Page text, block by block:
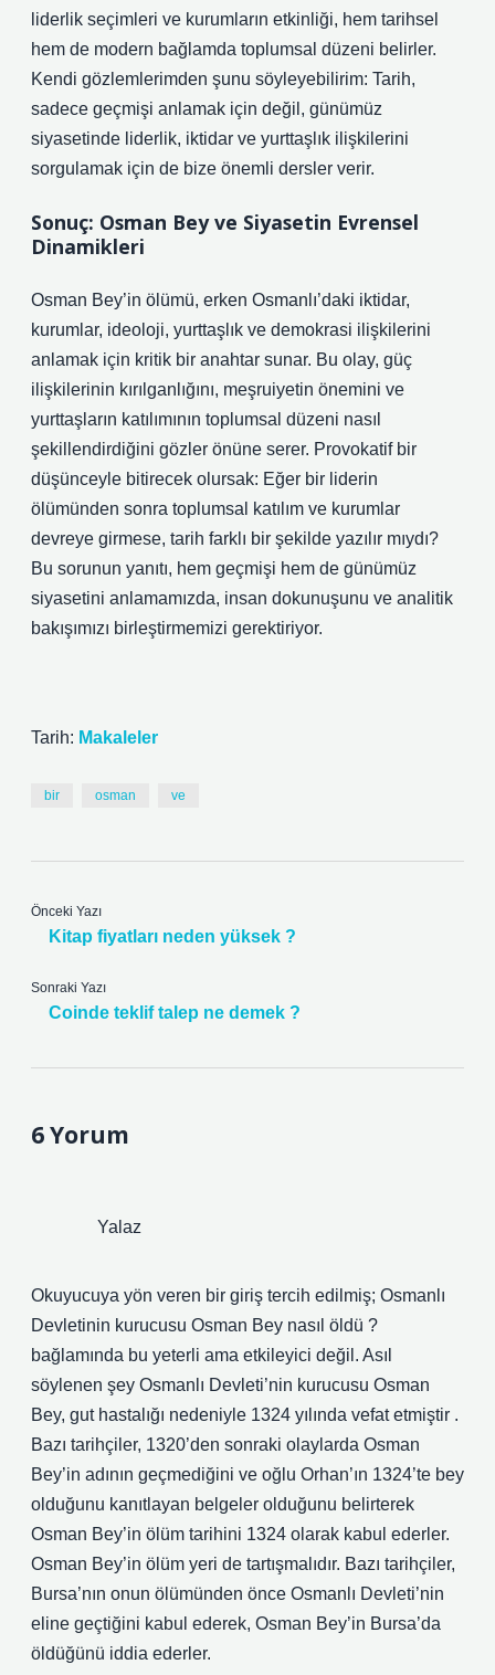
liderlik seçimleri ve kurumların etkinliği, hem tarihsel
hem de modern bağlamda toplumsal düzeni belirler.
Kendi gözlemlerimden şunu söyleyebilirim: Tarih,
sadece geçmişi anlamak için değil, günümüz
siyasetinde liderlik, iktidar ve yurttaşlık ilişkilerini
sorgulamak için de bize önemli dersler verir.
Sonuç: Osman Bey ve Siyasetin Evrensel
Dinamikleri
Osman Bey’in ölümü, erken Osmanlı’daki iktidar,
kurumlar, ideoloji, yurttaşlık ve demokrasi ilişkilerini
anlamak için kritik bir anahtar sunar. Bu olay, güç
ilişkilerinin kırılganlığını, meşruiyetin önemini ve
yurttaşların katılımının toplumsal düzeni nasıl
şekillendirdiğini gözler önüne serer. Provokatif bir
düşünceyle bitirecek olursak: Eğer bir liderin
ölümünden sonra toplumsal katılım ve kurumlar
devreye girmese, tarih farklı bir şekilde yazılır mıydı?
Bu sorunun yanıtı, hem geçmişi hem de günümüz
siyasetini anlamamızda, insan dokunuşunu ve analitik
bakışımızı birleştirmemizi gerektiriyor.
Tarih: Makaleler
bir osman ve
Önceki Yazı
Kitap fiyatları neden yüksek ?
Sonraki Yazı
Coinde teklif talep ne demek ?
6 Yorum
Yalaz
Okuyucuya yön veren bir giriş tercih edilmiş; Osmanlı
Devletinin kurucusu Osman Bey nasıl öldü ?
bağlamında bu yeterli ama etkileyici değil. Asıl
söylenen şey Osmanlı Devleti’nin kurucusu Osman
Bey, gut hastalığı nedeniyle 1324 yılında vefat etmiştir .
Bazı tarihçiler, 1320’den sonraki olaylarda Osman
Bey’in adının geçmediğini ve oğlu Orhan’ın 1324’te bey
olduğunu kanıtlayan belgeler olduğunu belirterek
Osman Bey’in ölüm tarihini 1324 olarak kabul ederler.
Osman Bey’in ölüm yeri de tartışmalıdır. Bazı tarihçiler,
Bursa’nın onun ölümünden önce Osmanlı Devleti’nin
eline geçtiğini kabul ederek, Osman Bey’in Bursa’da
öldüğünü iddia ederler.